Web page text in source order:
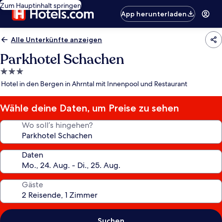
Zum Hauptinhalt springen
App herunterladen
Alle Unterkünfte anzeigen
Parkhotel Schachen
3.0-
Sterne-
Hotel in den Bergen in Ahrntal mit Innenpool und Restaurant
Wähle deine Daten, um Preise zu sehen
Wo soll’s hingehen?
Daten
Gäste